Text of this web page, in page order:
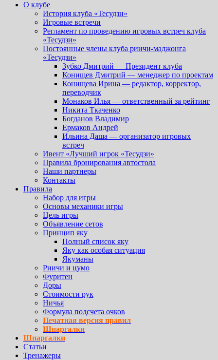
О клубе
История клуба «Тесудзи»
Игровые встречи
Регламент по проведению игровых встреч клуба
«Тесудзи»
Постоянные члены клуба риичи-маджонга
«Тесудзи»
Зубко Дмитрий — Президент клуба
Конищев Дмитрий — менеджер по проектам
Конищева Ирина — редактор, корректор,
переводчик
Монаков Илья — ответственный за рейтинг
Никита Ткаченко
Богданов Владимир
Ермаков Андрей
Ильина Даша — организатор игровых
встреч
Ивент «Лучший игрок «Тесудзи»
Правила бронирования автостола
Наши партнеры
Контакты
Правила
Набор для игры
Основы механики игры
Цель игры
Объявление сетов
Принцип яку
Полный список яку
Яку как особая ситуация
Якуманы
Риичи и цумо
Фуритен
Доры
Стоимости рук
Ничья
Формула подсчета очков
Печатная версия правил
Шпаргалки
Шпаргалки
Статьи
Тренажеры